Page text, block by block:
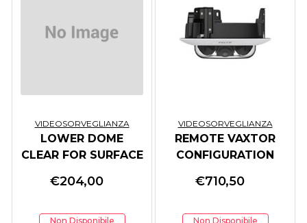
VIDEOSORVEGLIANZA
LOWER DOME
CLEAR FOR SURFACE
MOUNTED SA
€204,00
Non Disponibile
VIDEOSORVEGLIANZA
REMOTE VAXTOR
CONFIGURATION
SETUP AN
€710,50
Non Disponibile